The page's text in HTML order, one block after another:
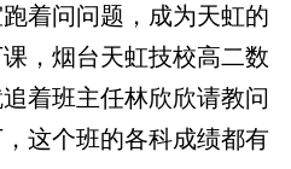
问问题，成为天虹的
，烟台天虹技校高二数
着班主任林欣欣请教问
这个班的各科成绩都有